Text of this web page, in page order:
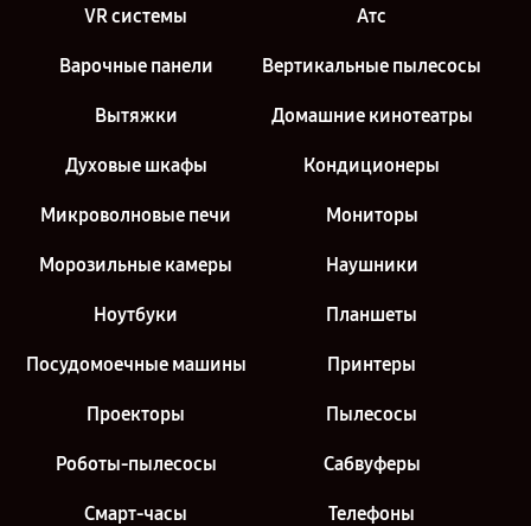
VR системы Атс
Варочные панели Вертикальные пылесосы
Вытяжки Домашние кинотеатры
Духовые шкафы Кондиционеры
Микроволновые печи Мониторы
Морозильные камеры Наушники
Ноутбуки Планшеты
Посудомоечные машины Принтеры
Проекторы Пылесосы
Роботы-пылесосы Сабвуферы
Смарт-часы Телефоны